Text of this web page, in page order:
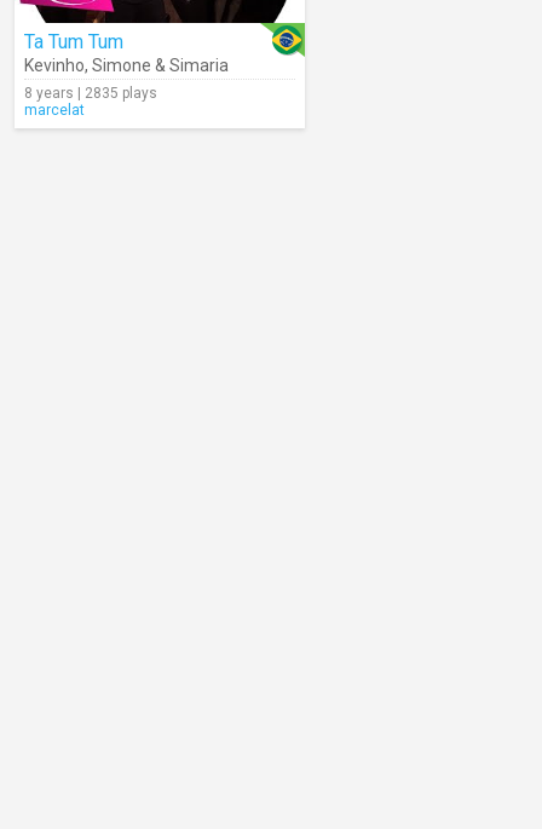
Ta Tum Tum
Kevinho, Simone & Simaria
8 years | 2835 plays
marcelat